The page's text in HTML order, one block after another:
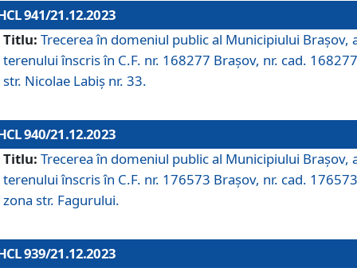
941/21.12.2023
Titlu: Trecerea în domeniul public al Municipiului Braşov,
terenului înscris în C.F. nr. 168277 Brașov, nr. cad.
str. Nicolae Labiș nr. 33.
940/21.12.2023
Titlu: Trecerea în domeniul public al Municipiului Braşov,
terenului înscris în C.F. nr. 176573 Brașov, nr. cad.
zona str. Fagurului.
939/21.12.2023